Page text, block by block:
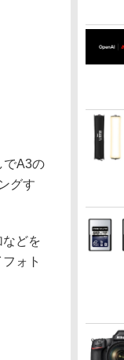
でA3の
グす
どを
ォト